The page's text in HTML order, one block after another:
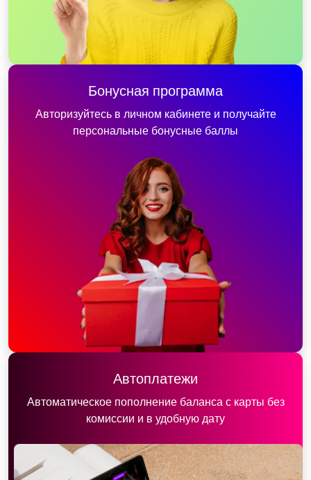
Бонусная программа
Авторизуйтесь в личном кабинете и получайте
персональные бонусные баллы
Автоплатежи
Автоматическое пополнение баланса с карты без
комиссии и в удобную дату